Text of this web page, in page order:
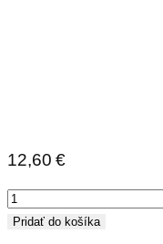
12,60€
množstvo
Redukcia
Pridať do košíka